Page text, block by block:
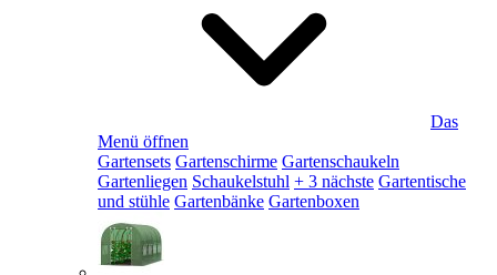
Das
Menü öffnen
Gartensets Gartenschirme Gartenschaukeln
Gartenliegen Schaukelstuhl + 3 nächste Gartentische
und stühle Gartenbänke Gartenboxen